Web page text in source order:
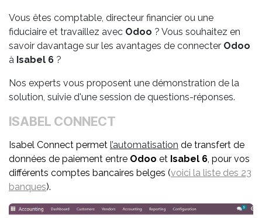
Vous êtes comptable, directeur financier ou une
fiduciaire et travaillez avec Odoo ? Vous souhaitez en
savoir davantage sur les avantages de connecter Odoo
à Isabel 6 ?
Nos experts vous proposent une démonstration de la
solution, suivie d'une session de questions-réponses.
ISABEL CONNECT
Isabel Connect permet l’automatisation de transfert de
données de paiement entre Odoo et Isabel 6, pour vos
différents comptes bancaires belges (voici la liste des 23
banques).